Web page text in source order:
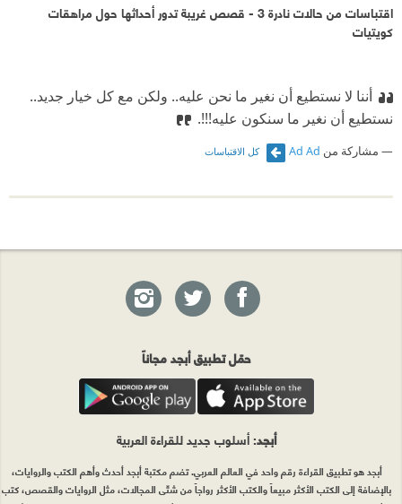
اقتباسات من حالات نادرة 3 - قصص غريبة تدور أحداثها حول مراهقات
كويتيات
أننا لا نستطيع أن نغير ما نحن عليه.. ولكن مع كل خيار جديد..
نستطيع أن نغير ما سنكون عليه!!!.
مشاركة من Ad Ad كل الاقتباسات
حمّل تطبيق أبجد مجاناً
أبجد: أسلوب جديد للقراءة العربية
أبجد هو تطبيق القراءة رقم واحد في العالم العربي. تضم مكتبة أبجد أحدث وأهم الكتب والروايات،
بالإضافة إلى الكتب الأكثر مبيعاً والكتب الأكثر رواجاً من شتّى المجالات، مثل الروايات والقصص، كتب